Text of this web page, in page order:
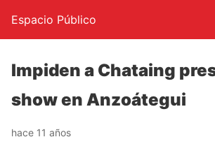
Espacio Público
Impiden a Chataing
show en Anzoátegui
hace 11 años